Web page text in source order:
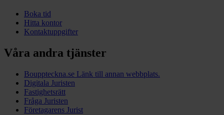
Boka tid
Hitta kontor
Kontaktuppgifter
Våra andra tjänster
Bouppteckna.se Länk till annan webbplats.
Digitala Juristen
Fastighetsrätt
Fråga Juristen
Företagarens Jurist